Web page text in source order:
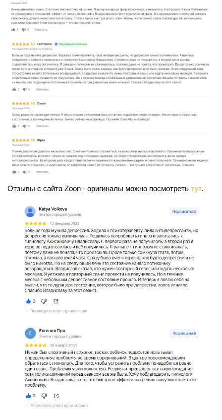
Отзывы с сайта Zoon - оригиналы можно посмотреть тут.